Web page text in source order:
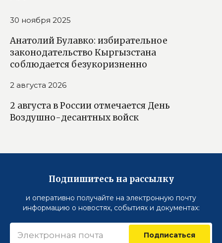
30 ноября 2025
Анатолий Булавко: избирательное
законодательство Кыргызстана
соблюдается безукоризненно
2 августа 2026
2 августа в России отмечается День
Воздушно-десантных войск
Подпишитесь на рассылку
и оперативно получайте на электронную почту
информацию о новостях, событиях и документах:
Подписаться